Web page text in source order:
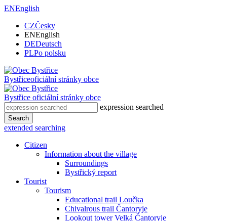
ENEnglish
CZČesky
ENEnglish
DEDeutsch
PLPo polsku
Bystřiceoficiální stránky obce
Bystřice oficiální stránky obce
expression searched
Search
extended searching
Citizen
Information about the village
Surroundings
Bystřický report
Tourist
Tourism
Educational trail Loučka
Chivalrous trail Čantoryje
Lookout tower Velká Čantoryje